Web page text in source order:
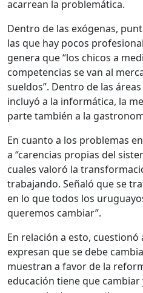
acarrean la problemática.
Dentro de las exógenas,
las que hay pocos
genera que “los chicos a
competencias se van al
sueldos”. Dentro de las
incluyó a la informática, la
parte también a la
En cuanto a los problemas
a “carencias propias del
cuales valoró la
trabajando. Señaló que se
en lo que todos los
queremos cambiar”.
En relación a esto,
expresan que se debe
muestran a favor de la
educación tiene que cambiar